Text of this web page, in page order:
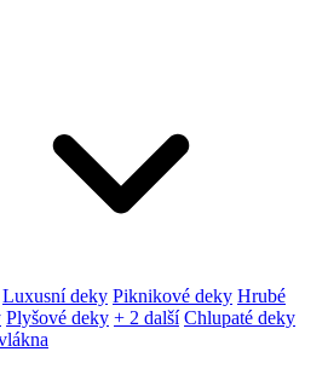
Luxusní deky Piknikové deky Hrubé
Plyšové deky + 2 další Chlupaté deky